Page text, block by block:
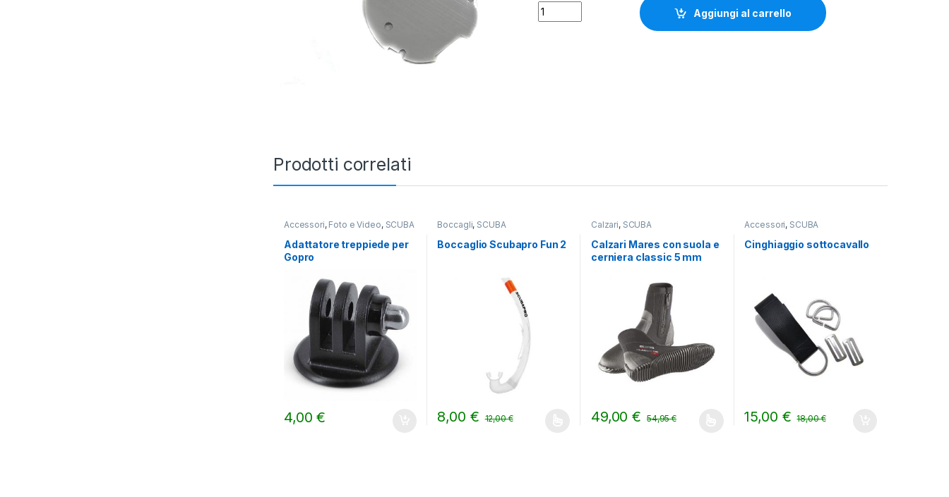
Kit batteria Scubapro Chromis quantity
Aggiungi al carrello
Prodotti correlati
Accessori, Foto e Video, SCUBA
Adattatore treppiede per
Gopro
4,00€
Boccagli, SCUBA
Boccaglio Scubapro Fun 2
8,00 € 12,00€
Calzari, SCUBA
Calzari Mares con suola e
cerniera classic 5 mm
49,00€ 54,95€
Accessori, SCUBA
Cinghiaggio sottocavallo
15,00 € 18,00€